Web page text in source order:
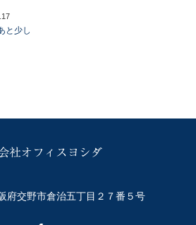
と少し
府交野市倉治五丁目２７番５号